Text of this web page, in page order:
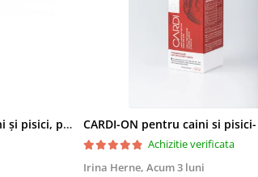
Ulei de Somon Salbatic, câini și pisici, piele si blană, BEST4PETS, 1l CARDI-ON pentru caini si
Achizitie verificata
Irina Herne, Acum 3 luni